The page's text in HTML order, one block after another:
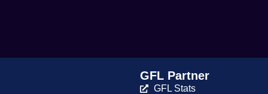
GFL Partner
GFL Stats